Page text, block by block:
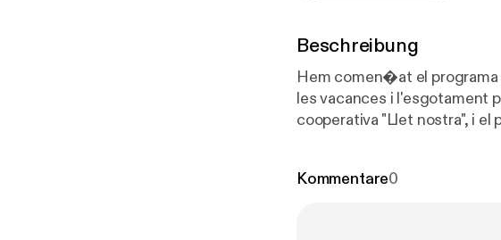
Beschreibung
Hem comen�at el
les vacances i l'esgotament
cooperativa "Llet nostra", i
Kommentare0